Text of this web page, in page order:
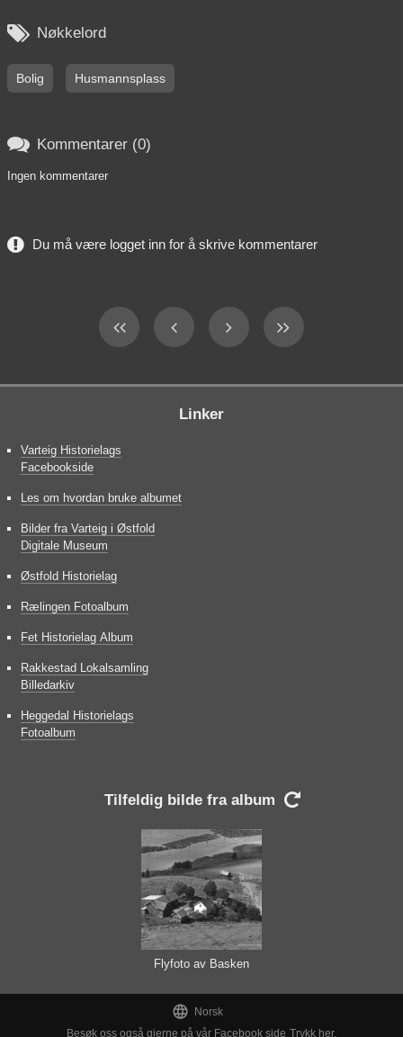
 Nøkkelord
Bolig Husmannsplass
 Kommentarer (0)
Ingen kommentarer
Du må være logget inn for å skrive kommentarer
Linker
Varteig Historielags
Facebookside
Les om hvordan bruke albumet
Bilder fra Varteig i Østfold
Digitale Museum
Østfold Historielag
Rælingen Fotoalbum
Fet Historielag Album
Rakkestad Lokalsamling
Billedarkiv
Heggedal Historielags
Fotoalbum
Tilfeldig bilde fra album 
Flyfoto av Basken

Norsk
Besøk oss også gjerne på vår Facebook side
Trykk her.